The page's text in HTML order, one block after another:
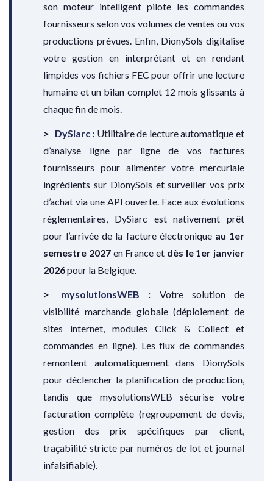
son moteur intelligent pilote les commandes
fournisseurs selon vos volumes de ventes ou vos
productions prévues. Enfin, DionySols digitalise
votre gestion en interprétant et en rendant
limpides vos fichiers FEC pour offrir une lecture
humaine et un bilan complet 12 mois glissants à
chaque fin de mois.
DySiarc : Utilitaire de lecture automatique et
d’analyse ligne par ligne de vos factures
fournisseurs pour alimenter votre mercuriale
ingrédients sur DionySols et surveiller vos prix
d’achat via une API ouverte. Face aux évolutions
réglementaires, DySiarc est nativement prêt
pour l’arrivée de la facture électronique au 1er
semestre 2027en France et dès le 1er janvier
2026pour la Belgique.
mysolutionsWEB : Votre solution de
visibilité marchande globale (déploiement de
sites internet, modules Click & Collect et
commandes en ligne). Les flux de commandes
remontent automatiquement dans DionySols
pour déclencher la planification de production,
tandis que mysolutionsWEB sécurise votre
facturation complète (regroupement de devis,
gestion des prix spécifiques par client,
traçabilité stricte par numéros de lot et journal
infalsifiable).